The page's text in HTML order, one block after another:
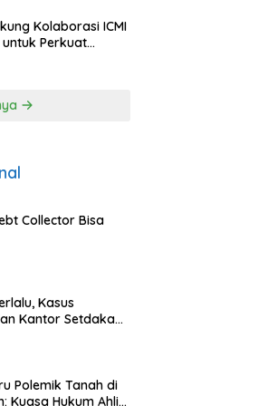
Kolaborasi ICMI
Perkuat
Collector Bisa
Kasus
Kantor Setdakab
Polemik Tanah di
Kuasa Hukum Ahli